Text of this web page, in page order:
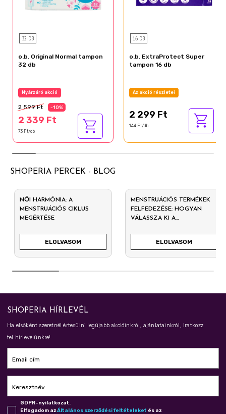
32 DB
o.b. Original Normal tampon
32 db
Nyárzáró akció
2 599 Ft -10%
2 339 Ft
73 Ft/db
16 DB
o.b. ExtraProtect Super
tampon 16 db
Az akció részletei
2 299 Ft
144 Ft/db
SHOPERIA PERCEK - BLOG
NŐI HARMÓNIA: A
MENSTRUÁCIÓS CIKLUS
MEGÉRTÉSE
ELOLVASOM
MENSTRUÁCIÓS TERMÉKEK
FELFEDEZÉSE: HOGYAN
VÁLASSZA KI A
TERMÉKET?
ELOLVASOM
SHOPERIA HÍRLEVÉL
Ha elsőként szeretnél értesülni legújabb akcióinkról, ajánlatainkról, iratkozz
fel hírlevelünkre!
Email cím
Keresztnév
GDPR-nyilatkozat.
Elfogadom azÁl­ta­lá­nos szer­ző­dé­si fel­té­te­le­ket és az